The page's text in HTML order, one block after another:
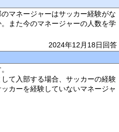
マネージャーはサッカー経験がな
また今のマネージャーの人数を学
2024年12月18日回答
て入部する場合、サッカーの経験
カーを経験していないマネージャ